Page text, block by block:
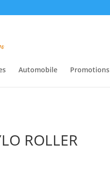
Automobile Promotions
ROLLER